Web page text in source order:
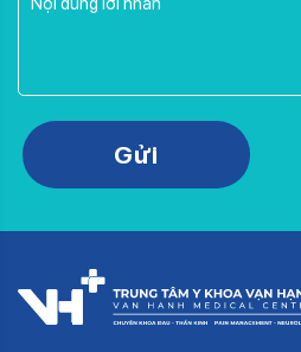
Please leave this field empty.
Gửi